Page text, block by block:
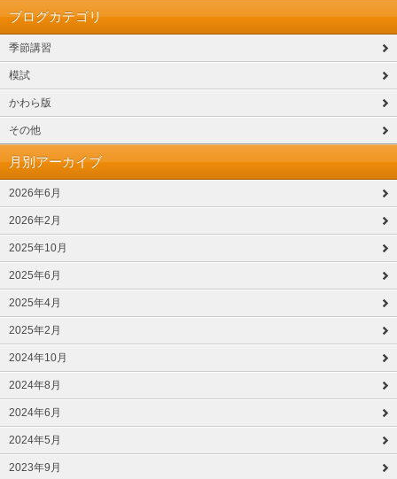
ブログカテゴリ
季節講習
模試
かわら版
その他
月別アーカイブ
2026年6月
2026年2月
2025年10月
2025年6月
2025年4月
2025年2月
2024年10月
2024年8月
2024年6月
2024年5月
2023年9月